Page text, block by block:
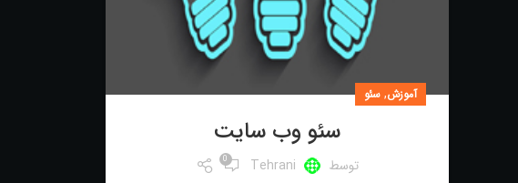
آموزش, سئو
سئو وب سایت
توسط Tehrani
0